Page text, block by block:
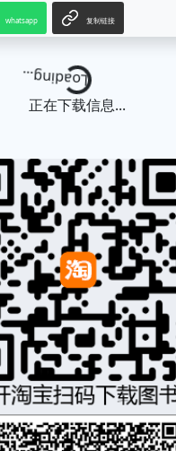
whatsapp 复制链接
Loading...
正在下载信息...